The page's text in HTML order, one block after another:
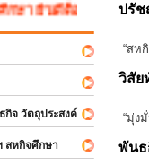
ยินดีต้อนรับ
จ วัตถุประสงค์
สหกิจศึกษา
ปรั
“สห
วิสัย
“มุ่ง
พัน